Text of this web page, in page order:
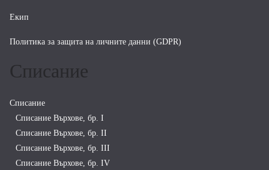
Екип
Политика за защита на личните данни (GDPR)
Списание
Списание
Списание Върхове, бр. I
Списание Върхове, бр. II
Списание Върхове, бр. III
Списание Върхове, бр. IV